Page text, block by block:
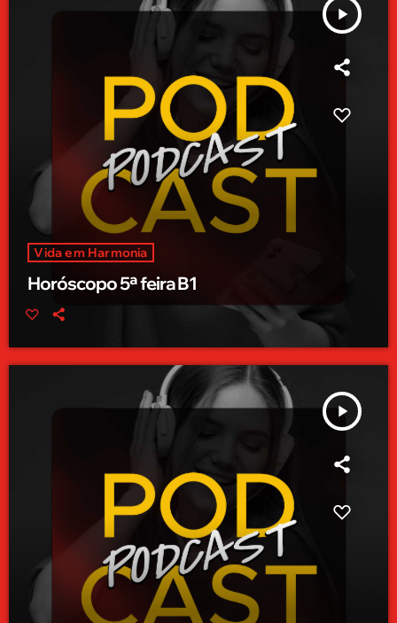
play_arrow
Vida em Harmonia
Horóscopo 5ª feira B1
play_arrow